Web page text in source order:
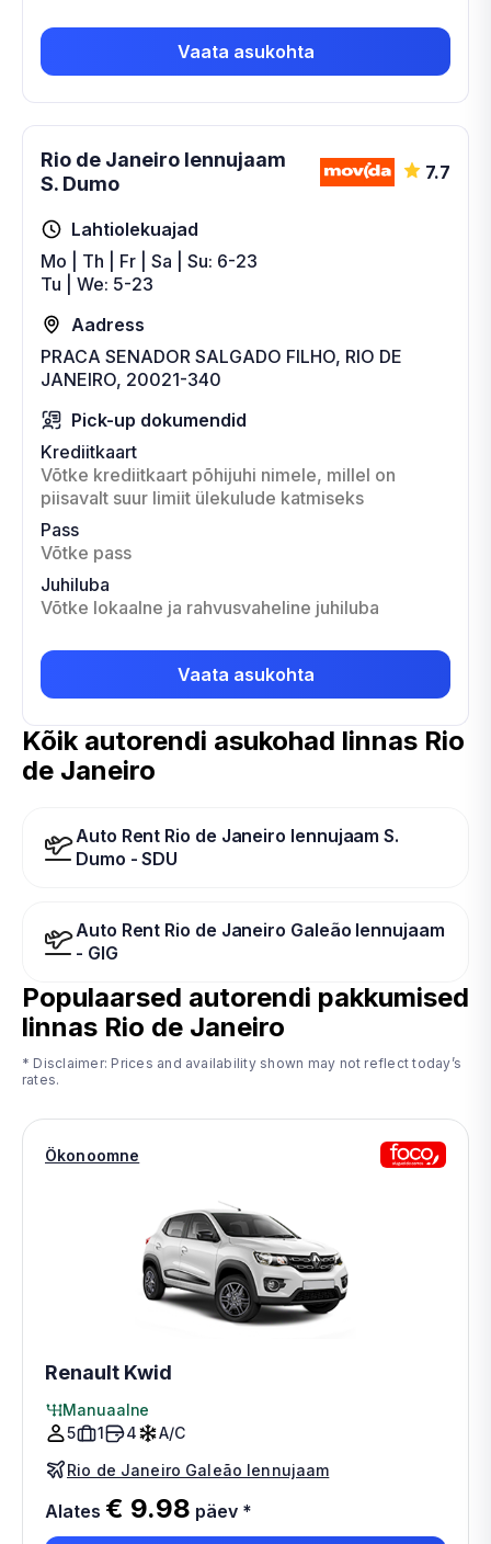
Vaata asukohta
Rio de Janeiro lennujaam
S. Dumo
7.7
Lahtiolekuajad
Mo | Th | Fr | Sa | Su: 6-23
Tu | We: 5-23
Aadress
PRACA SENADOR SALGADO FILHO, RIO DE
JANEIRO, 20021-340
Pick-up dokumendid
Krediitkaart
Võtke krediitkaart põhijuhi nimele, millel on
piisavalt suur limiit ülekulude katmiseks
Pass
Võtke pass
Juhiluba
Võtke lokaalne ja rahvusvaheline juhiluba
Vaata asukohta
Kõik autorendi asukohad linnas Rio
de Janeiro
Auto Rent Rio de Janeiro lennujaam S.
Dumo - SDU
Auto Rent Rio de Janeiro Galeão lennujaam
- GIG
Populaarsed autorendi pakkumised
linnas Rio de Janeiro
* Disclaimer: Prices and availability shown may not reflect today’s
rates.
Ökonoomne
Renault Kwid
Manuaalne
5
1 4
A/C
Rio de Janeiro Galeão lennujaam
Alates € 9.98 päev *